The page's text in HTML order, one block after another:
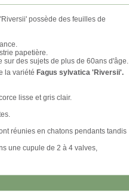
possède des feuilles de
papetière.
sur des sujets de plus de 60ans d'âge.
la variété Fagus sylvatica 'Riversii'.
lisse et gris clair.
réunies en chatons pendants tandis
une cupule de 2 à 4 valves,